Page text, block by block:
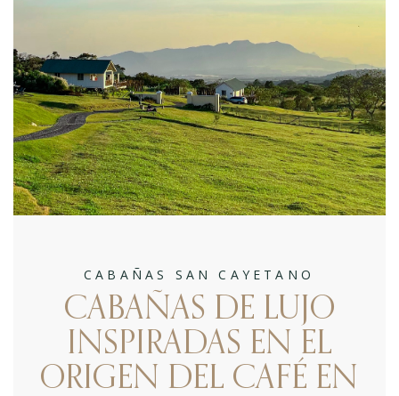
CABAÑAS SAN CAYETANO
CABAÑAS DE LUJO
INSPIRADAS EN EL
ORIGEN DEL CAFÉ EN